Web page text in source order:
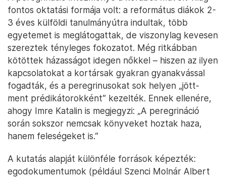
fontos oktatási formája volt: a református diákok 2-
3 éves külföldi tanulmányútra indultak, több
egyetemet is meglátogattak, de viszonylag kevesen
szereztek tényleges fokozatot. Még ritkábban
kötöttek házasságot idegen nőkkel – hiszen az ilyen
kapcsolatokat a kortársak gyakran gyanakvással
fogadták, és a peregrinusokat sok helyen „jött-
ment prédikátorokként” kezelték. Ennek ellenére,
ahogy Imre Katalin is megjegyzi: „A peregrináció
során sokszor nemcsak könyveket hoztak haza,
hanem feleségeket is.”
A kutatás alapját különféle források képezték:
egodokumentumok (például Szenci Molnár Albert